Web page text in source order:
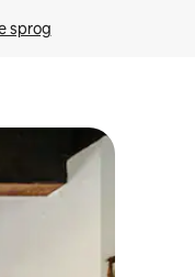
sprog